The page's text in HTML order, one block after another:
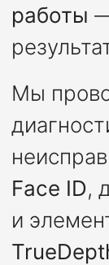
работы
Мы
Face ID,
и